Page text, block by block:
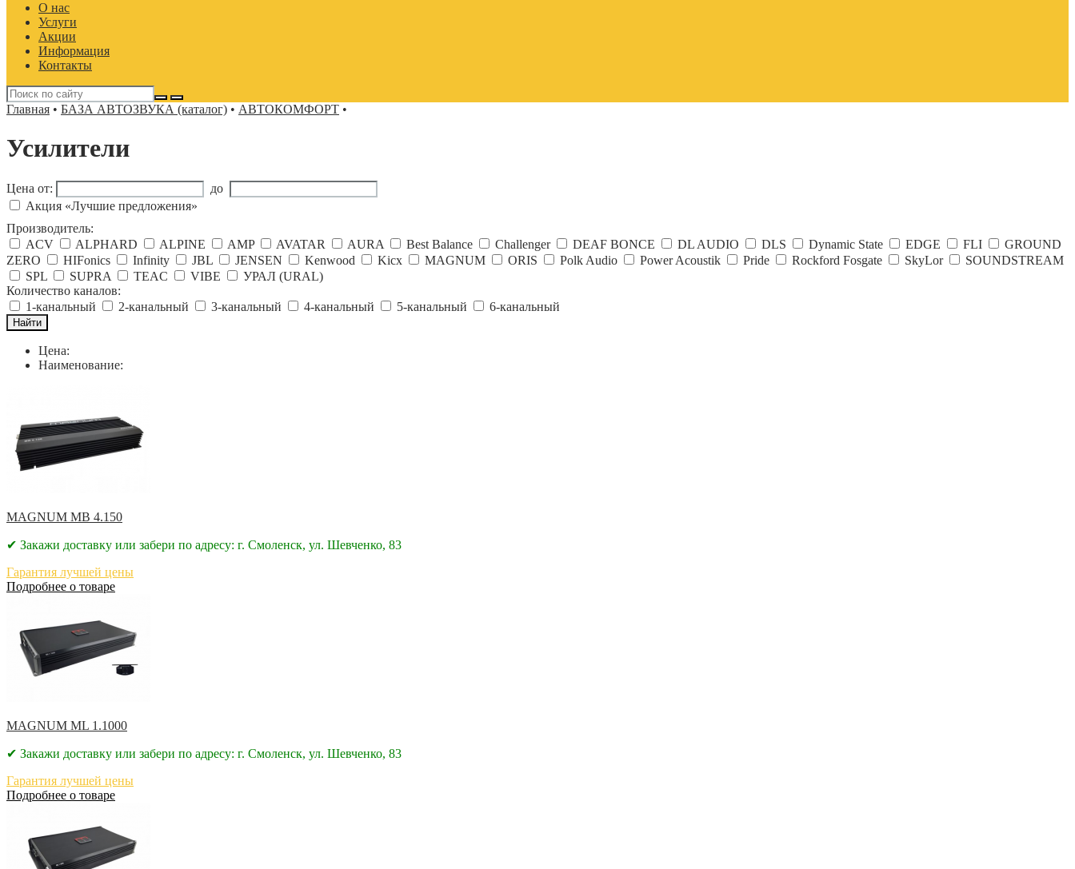
О нас
Услуги
Акции
Информация
Контакты
Главная • БАЗА АВТОЗВУКА (каталог) • АВТОКОМФОРТ •
Усилители
Цена от:
до
Акция «Лучшие предложения»
Производитель:
ACV
ALPHARD ALPINE AMP AVATAR AURA Best Balance Challenger DEAF BONCE DL AUDIO DLS Dynamic State EDGE FLI
GROUND
ZERO
HIFonics Infinity JBL JENSEN Kenwood Kicx MAGNUM ORIS Polk Audio Power Acoustik Pride Rockford Fosgate SkyLor
SOUNDSTREAM
SPL
SUPRA TEAC VIBE
УРАЛ (URAL)
Количество каналов:
1-канальный
2-канальный 3-канальный 4-канальный 5-канальный 6-канальный
Цена:
Наименование:
MAGNUM MB 4.150
✔ Закажи доставку или забери по адресу: г. Смоленск, ул. Шевченко, 83
Гарантия лучшей цены
Подробнее о товаре
MAGNUM ML 1.1000
✔ Закажи доставку или забери по адресу: г. Смоленск, ул. Шевченко, 83
Гарантия лучшей цены
Подробнее о товаре